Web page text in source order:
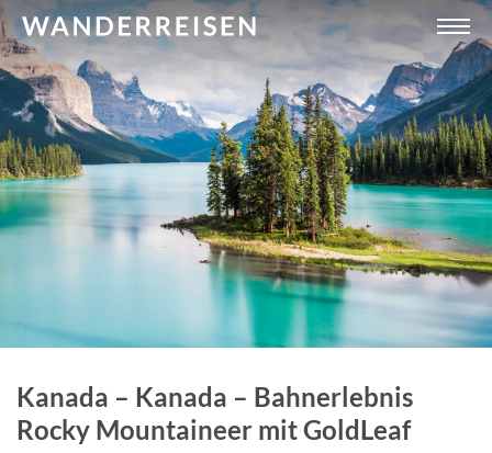
Kanada – Kanada – Bahnerlebnis
Rocky Mountaineer mit GoldLeaf